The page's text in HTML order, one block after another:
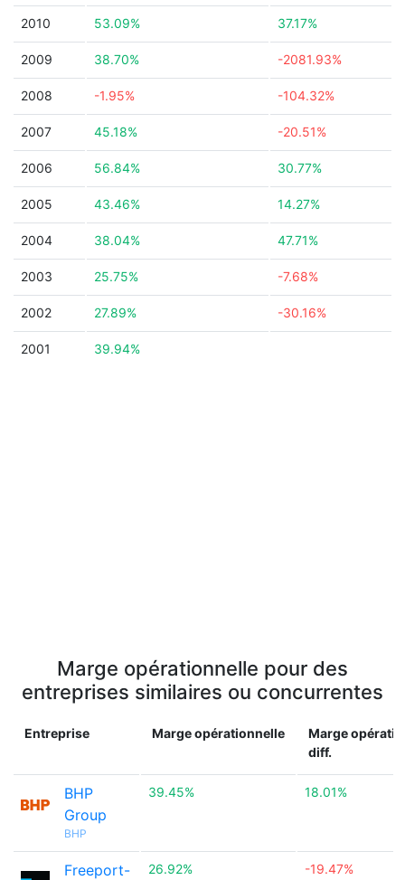
2010 53.09% 37.17%
2009 38.70% -2081.93%
2008 -1.95% -104.32%
2007 45.18% -20.51%
2006 56.84% 30.77%
2005 43.46% 14.27%
2004 38.04% 47.71%
2003 25.75% -7.68%
2002 27.89% -30.16%
2001 39.94%
Marge opérationnelle pour des
entreprises similaires ou concurrentes
Entreprise Marge opérationnelle
Marge
diff.
BHP
Group
BHP
39.45% 18.01%
Freeport-
26.92% -19.47%